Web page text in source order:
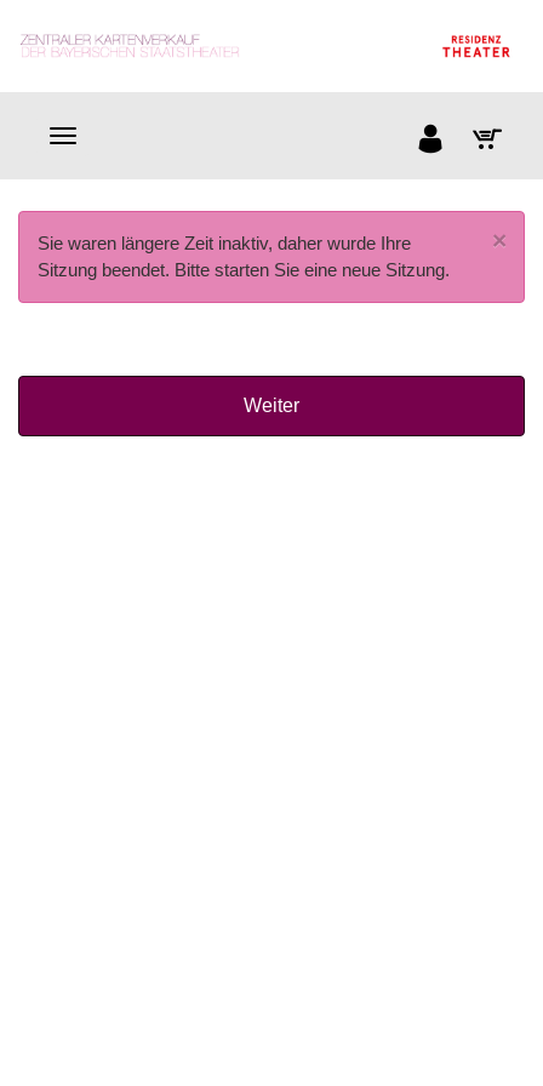
×
Sie waren längere Zeit inaktiv, daher wurde Ihre
Sitzung beendet. Bitte starten Sie eine neue Sitzung.
Weiter